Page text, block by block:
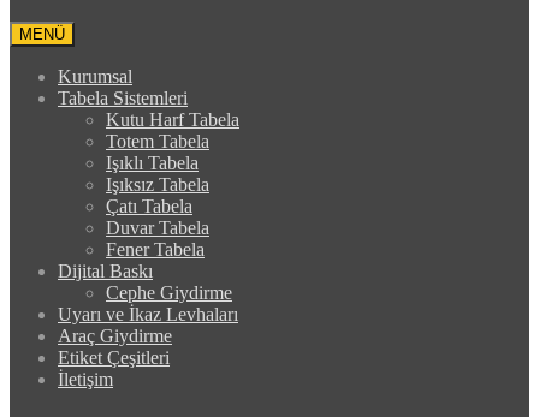
MENÜ
Kurumsal
Tabela Sistemleri
Kutu Harf Tabela
Totem Tabela
Işıklı Tabela
Işıksız Tabela
Çatı Tabela
Duvar Tabela
Fener Tabela
Dijital Baskı
Cephe Giydirme
Uyarı ve İkaz Levhaları
Araç Giydirme
Etiket Çeşitleri
İletişim